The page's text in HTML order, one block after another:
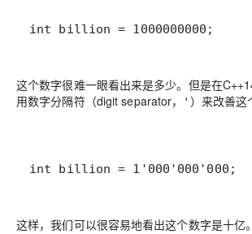
int billion = 1000000000;
这个数字很难一眼看出来是多少。但是在
用数字分隔符（digit separator，
' ）来改善这
int billion = 1'000'000'000;
这样，我们可以很容易地看出这个数字是十亿。